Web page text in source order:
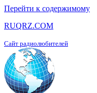
Перейти к содержимому
RUQRZ.COM
Сайт радиолюбителей